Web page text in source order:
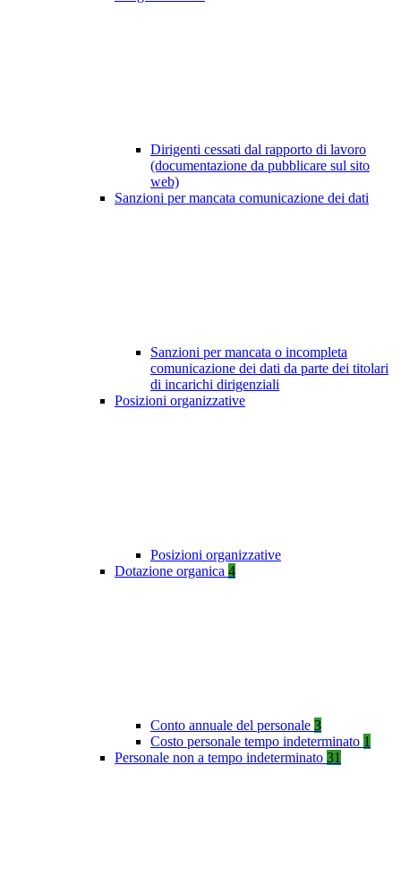
Dirigenti cessati dal rapporto di lavoro
(documentazione da pubblicare sul sito
web)
Sanzioni per mancata comunicazione dei dati
Sanzioni per mancata o incompleta
comunicazione dei dati da parte dei titolari
di incarichi dirigenziali
Posizioni organizzative
Posizioni organizzative
Dotazione organica 4
Conto annuale del personale 3
Costo personale tempo indeterminato 1
Personale non a tempo indeterminato 31